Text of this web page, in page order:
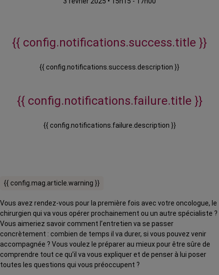
{{ config.notifications.success.title }}
{{ config.notifications.success.description }}
{{ config.notifications.failure.title }}
{{ config.notifications.failure.description }}
{{ config.mag.article.warning }}
Vous avez rendez-vous pour la première fois avec votre oncologue, le
chirurgien qui va vous opérer prochainement ou un autre spécialiste ?
Vous aimeriez savoir comment l’entretien va se passer
concrètement : combien de temps il va durer, si vous pouvez venir
accompagnée ? Vous voulez le préparer au mieux pour être sûre de
comprendre tout ce qu’il va vous expliquer et de penser à lui poser
toutes les questions qui vous préoccupent ?